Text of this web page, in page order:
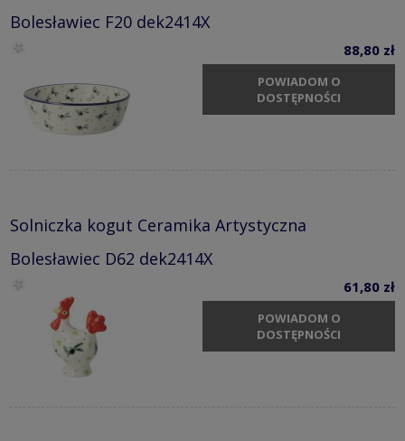
Bolesławiec F20 dek2414X
88,80 zł
POWIADOM O
DOSTĘPNOŚCI
Solniczka kogut Ceramika Artystyczna
Bolesławiec D62 dek2414X
61,80 zł
POWIADOM O
DOSTĘPNOŚCI